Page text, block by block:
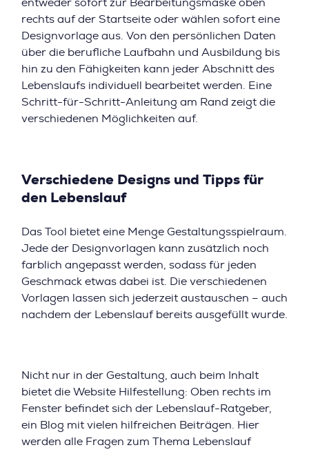
entweder sofort zur Bearbeitungsmaske oben
rechts auf der Startseite oder wählen sofort eine
Designvorlage aus. Von den persönlichen Daten
über die berufliche Laufbahn und Ausbildung bis
hin zu den Fähigkeiten kann jeder Abschnitt des
Lebenslaufs individuell bearbeitet werden. Eine
Schritt-für-Schritt-Anleitung am Rand zeigt die
verschiedenen Möglichkeiten auf.
Verschiedene Designs und Tipps für
den Lebenslauf
Das Tool bietet eine Menge Gestaltungsspielraum.
Jede der Designvorlagen kann zusätzlich noch
farblich angepasst werden, sodass für jeden
Geschmack etwas dabei ist. Die verschiedenen
Vorlagen lassen sich jederzeit austauschen – auch
nachdem der Lebenslauf bereits ausgefüllt wurde.
Nicht nur in der Gestaltung, auch beim Inhalt
bietet die Website Hilfestellung: Oben rechts im
Fenster befindet sich der Lebenslauf-Ratgeber,
ein Blog mit vielen hilfreichen Beiträgen. Hier
werden alle Fragen zum Thema Lebenslauf